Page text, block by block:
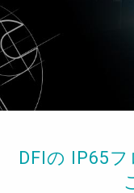
DFIの IP65